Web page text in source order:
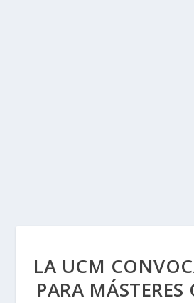
LA UCM
PARA MÁSTERES